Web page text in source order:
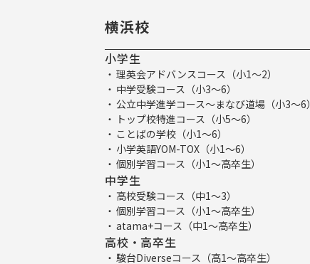
横浜校
小学生
理英会アドバンスコース（小1～2）
中学受験コース（小3～6）
公立中学進学コース～まなび道場（小3～6）
トップ校特進コース（小5～6）
ことばの学校（小1～6）
小学英語YOM-TOX（小1～6）
個別学習コース（小1～高卒生）
中学生
高校受験コース（中1～3）
個別学習コース（小1～高卒生）
atama+コース（中1～高卒生）
高校・高卒生
駿台Diverseコース（高1～高卒生）